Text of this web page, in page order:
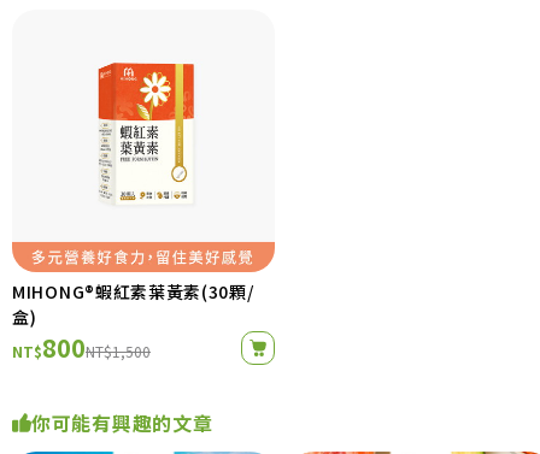
MIHONG®蝦紅素葉黃素(30顆/
盒)
NT$800NT$1,500
你可能有興趣的文章